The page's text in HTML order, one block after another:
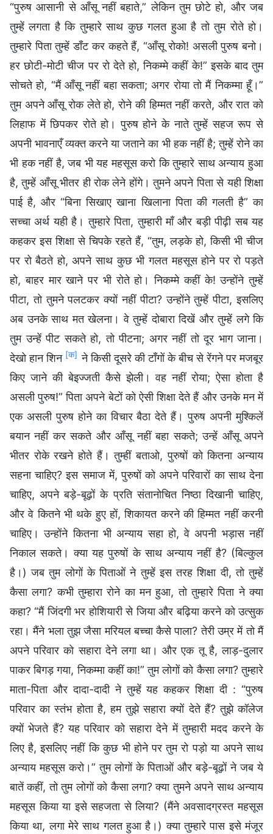
“पुरुष आसानी से आँसू नहीं बहाते,” लेकिन तुम छोटे हो, और जब
तुम्हें लगता है कि तुम्हारे साथ कुछ गलत हुआ है तो तुम रोते हो।
तुम्हारे पिता तुम्हें डाँट कर कहते हैं, “आँसू रोको! असली पुरुष बनो।
हर छोटी-मोटी चीज पर रो देते हो, निकम्मे कहीं के!” इसके बाद तुम
सोचते हो, “मैं आँसू नहीं बहा सकता; अगर रोया तो मैं निकम्मा हूँ।”
तुम अपने आँसू रोक लेते हो, रोने की हिम्मत नहीं करते, और रात को
लिहाफ में छिपकर रोते हो। पुरुष होने के नाते तुम्हें सहज रूप से
अपनी भावनाएँ व्यक्त करने या जताने का भी हक नहीं है; तुम्हें रोने का
भी हक नहीं है, जब भी यह महसूस करो कि तुम्हारे साथ अन्याय हुआ
है, तुम्हें आँसू भीतर ही रोक लेने होंगे। तुमने अपने पिता से यही शिक्षा
पाई है, और “बिना सिखाए खाना खिलाना पिता की गलती है” का
सच्चा अर्थ यही है। तुम्हारे पिता, तुम्हारी माँ और बड़ी पीढ़ी सब यह
कहकर इस शिक्षा से चिपके रहते हैं, “तुम, लड़के हो, किसी भी चीज
पर रो बैठते हो, अपने साथ कुछ भी गलत महसूस होने पर रो पड़ते
हो, बाहर मार खाने पर भी रोते हो। निकम्मे कहीं के! उन्होंने तुम्हें
पीटा, तो तुमने पलटकर क्यों नहीं पीटा? उन्होंने तुम्हें पीटा, इसलिए
अब उनके साथ मत खेलना। वे तुम्हें दोबारा दिखें और तुम्हें लगे कि
तुम उन्हें पीट सकते हो, तो पीटना; अगर नहीं तो दूर भाग जाना।
देखो हान शिन [क] ने किसी दूसरे की टाँगों के बीच से रेंगने पर मजबूर
किए जाने की बेइज्जती कैसे झेली। वह नहीं रोया; ऐसा होता है
असली पुरुष!” पिता अपने बेटों को ऐसी शिक्षा देते हैं और उनके मन में
एक असली पुरुष होने का विचार बैठा देते हैं। पुरुष अपनी मुश्किलें
बयान नहीं कर सकते और आँसू नहीं बहा सकते; उन्हें आँसू अपने
भीतर रोके रखने होते हैं। तुम्हीं बताओ, पुरुषों को कितना अन्याय
सहना चाहिए? इस समाज में, पुरुषों को अपने परिवारों का साथ देना
चाहिए, अपने बड़े-बूढ़ों के प्रति संतानोचित निष्ठा दिखानी चाहिए,
और वे कितने भी थके हुए हों, शिकायत करने की हिम्मत नहीं करनी
चाहिए। उन्होंने कितना भी अन्याय सहा हो, वे अपनी भड़ास नहीं
निकाल सकते। क्या यह पुरुषों के साथ अन्याय नहीं है? (बिल्कुल
है।) जब तुम लोगों के पिताओं ने तुम्हें इस तरह शिक्षा दी, तो तुम्हें
कैसा लगा? कभी तुम्हारा रोने का मन हुआ, तो तुम्हारे पिता ने क्या
कहा? “मैं जिंदगी भर होशियारी से जिया और बढ़िया करने को उत्सुक
रहा। मैंने भला तुझ जैसा मरियल बच्चा कैसे पाला? तेरी उम्र में तो मैं
अपने परिवार को सहारा देने लगा था। और एक तू है, लाड़-दुलार
पाकर बिगड़ गया, निकम्मा कहीं का!” तुम लोगों को कैसा लगा? तुम्हारे
माता-पिता और दादा-दादी ने तुम्हें यह कहकर शिक्षा दी : “पुरुष
परिवार का स्तंभ होता है, हम तुझे सहारा क्यों देते हैं? तुझे कॉलेज
क्यों भेजते हैं? यह परिवार को सहारा देने में तुम्हारी मदद करने के
लिए है, इसलिए नहीं कि कुछ भी होने पर तुम रो पड़ो या अपने साथ
अन्याय महसूस करो।” तुम लोगों के पिताओं और बड़े-बूढ़ों ने जब ये
बातें कहीं, तो तुम लोगों को कैसा लगा? क्या तुमने अपने साथ अन्याय
महसूस किया या इसे सहजता से लिया? (मैंने अवसादग्रस्त महसूस
किया था, लगा मेरे साथ गलत हुआ है।) क्या तुम्हारे पास इसे मंजूर